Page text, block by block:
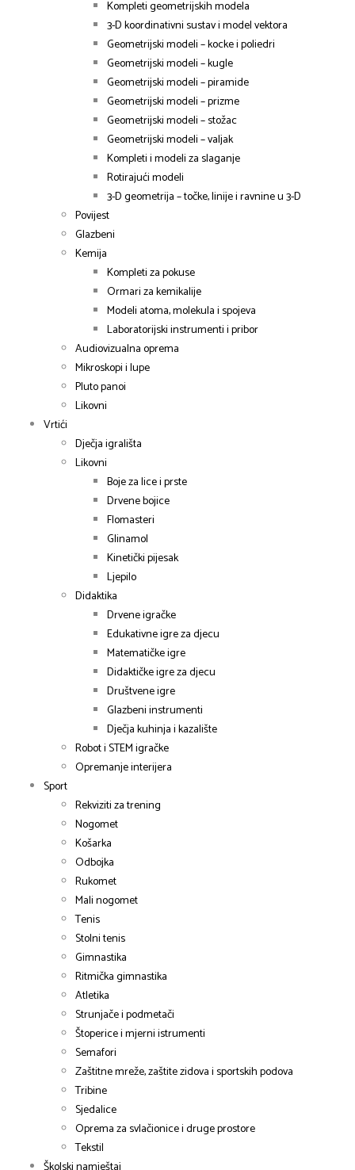
Kompleti geometrijskih modela
3-D koordinativni sustav i model vektora
Geometrijski modeli – kocke i poliedri
Geometrijski modeli – kugle
Geometrijski modeli – piramide
Geometrijski modeli – prizme
Geometrijski modeli – stožac
Geometrijski modeli – valjak
Kompleti i modeli za slaganje
Rotirajući modeli
3-D geometrija – točke, linije i ravnine u 3-D
Povijest
Glazbeni
Kemija
Kompleti za pokuse
Ormari za kemikalije
Modeli atoma, molekula i spojeva
Laboratorijski instrumenti i pribor
Audiovizualna oprema
Mikroskopi i lupe
Pluto panoi
Likovni
Vrtići
Dječja igrališta
Likovni
Boje za lice i prste
Drvene bojice
Flomasteri
Glinamol
Kinetički pijesak
Ljepilo
Didaktika
Drvene igračke
Edukativne igre za djecu
Matematičke igre
Didaktičke igre za djecu
Društvene igre
Glazbeni instrumenti
Dječja kuhinja i kazalište
Robot i STEM igračke
Opremanje interijera
Sport
Rekviziti za trening
Nogomet
Košarka
Odbojka
Rukomet
Mali nogomet
Tenis
Stolni tenis
Gimnastika
Ritmička gimnastika
Atletika
Strunjače i podmetači
Štoperice i mjerni istrumenti
Semafori
Zaštitne mreže, zaštite zidova i sportskih podova
Tribine
Sjedalice
Oprema za svlačionice i druge prostore
Tekstil